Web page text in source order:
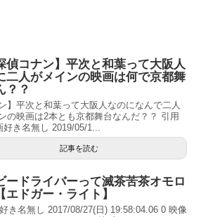
偵コナン】平次と和葉って大阪人
二人がメインの映画は何で京都舞
？？
ン】平次と和葉って大阪人なのになんで二人
の映画は2本とも京都舞台なんだ？？ 引用
好き名無し 2019/05/1...
記事を読む
ードライバーって滅茶苦茶オモロ
エドガー・ライト】
き名無し 2017/08/27(日) 19:58:04.06 0 映像